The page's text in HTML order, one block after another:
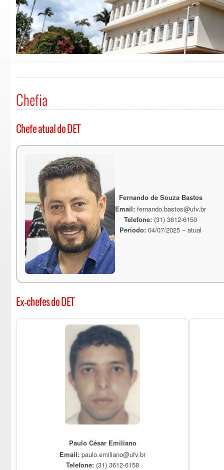
Chefia
Chefe atual do DET
Fernando de Souza Bastos
Email: fernando.bastos@ufv.br
Telefone: (31) 3612-6150
Período: 04/07/2025 – atual
Ex-chefes do DET
Paulo César Emiliano
Email: paulo.emiliano@ufv.br
Telefone: (31) 3612-6158